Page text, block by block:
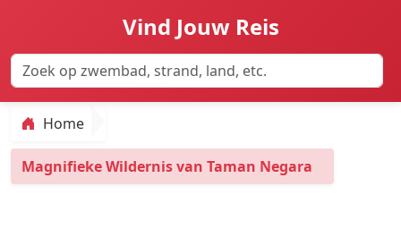
Vind Jouw Reis
Home
Magnifieke Wildernis van Taman Negara